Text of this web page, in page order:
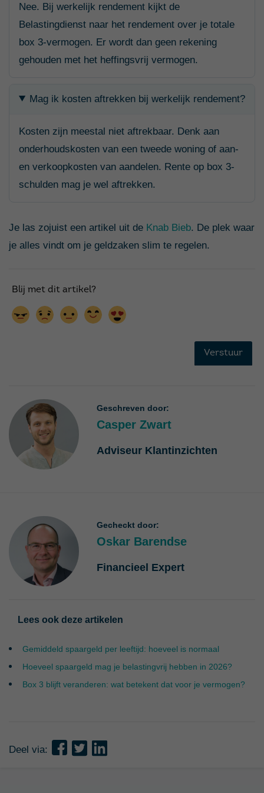
Nee. Bij werkelijk rendement kijkt de
Belastingdienst naar het rendement over je totale
box 3-vermogen. Er wordt dan geen rekening
gehouden met het heffingsvrij vermogen.
Mag ik kosten aftrekken bij werkelijk rendement?
Kosten zijn meestal niet aftrekbaar. Denk aan
onderhoudskosten van een tweede woning of aan-
en verkoopkosten van aandelen. Rente op box 3-
schulden mag je wel aftrekken.
Je las zojuist een artikel uit de Knab Bieb. De plek waar
je alles vindt om je geldzaken slim te regelen.
Geschreven door:
Casper Zwart
Adviseur Klantinzichten
Gecheckt door:
Oskar Barendse
Financieel Expert
Lees ook deze artikelen
Gemiddeld spaargeld per leeftijd: hoeveel is normaal
Hoeveel spaargeld mag je belastingvrij hebben in 2026?
Box 3 blijft veranderen: wat betekent dat voor je vermogen?
Deel via: